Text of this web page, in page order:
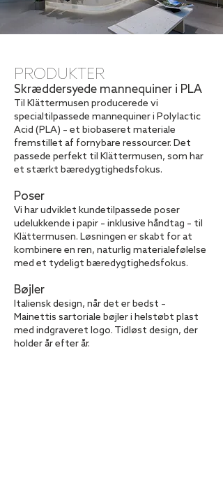
PRODUKTER
Skræddersyede mannequiner i PLA
Til Klättermusen producerede vi
specialtilpassede mannequiner i Polylactic
Acid (PLA) – et biobaseret materiale
fremstillet af fornybare ressourcer. Det
passede perfekt til Klättermusen, som har
et stærkt bæredygtighedsfokus.
Poser
Vi har udviklet kundetilpassede poser
udelukkende i papir – inklusive håndtag – til
Klättermusen. Løsningen er skabt for at
kombinere en ren, naturlig materialefølelse
med et tydeligt bæredygtighedsfokus.
Bøjler
Italiensk design, når det er bedst –
Mainettis sartoriale bøjler i helstøbt plast
med indgraveret logo. Tidløst design, der
holder år efter år.